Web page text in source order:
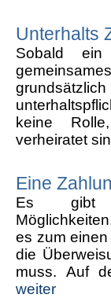
Unterhalts
Sobald
keine
verheiratet
Eine
Es gibt
es zum
die
muss. Auf
weiter